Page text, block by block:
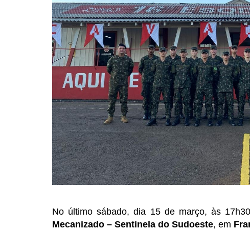
No último sábado, dia 15 de março, às
Mecanizado – Sentinela do Sudoeste, em